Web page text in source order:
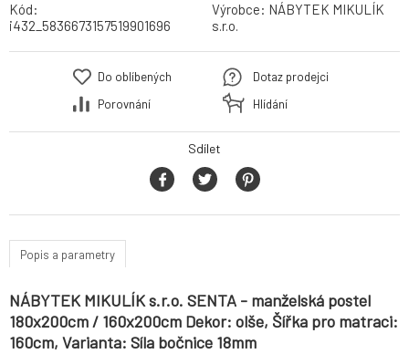
Kód:
i432_5836673157519901696
Výrobce: NÁBYTEK MIKULÍK
s.r.o.
Do oblíbených
Porovnání
Dotaz prodejci
Hlídání
Sdílet
Popis a parametry
NÁBYTEK MIKULÍK s.r.o. SENTA - manželská postel
180x200cm / 160x200cm Dekor: olše, Šířka pro matraci:
160cm, Varianta: Síla bočnice 18mm